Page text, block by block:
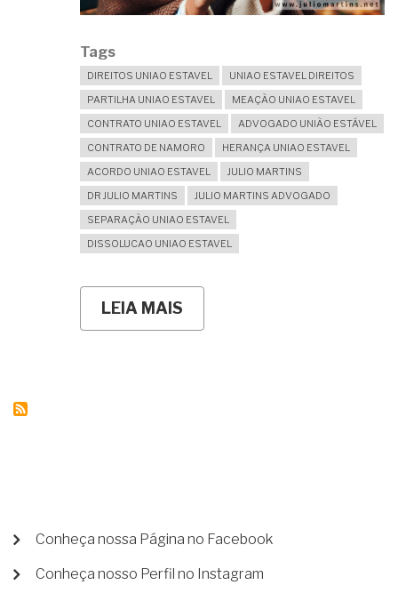
Tags
DIREITOS UNIAO ESTAVEL
UNIAO ESTAVEL DIREITOS
PARTILHA UNIAO ESTAVEL
MEAÇÃO UNIAO ESTAVEL
CONTRATO UNIAO ESTAVEL
ADVOGADO UNIÃO ESTÁVEL
CONTRATO DE NAMORO
HERANÇA UNIAO ESTAVEL
ACORDO UNIAO ESTAVEL
JULIO MARTINS
DR JULIO MARTINS
JULIO MARTINS ADVOGADO
SEPARAÇÃO UNIAO ESTAVEL
DISSOLUCAO UNIAO ESTAVEL
LEIA MAIS
MEU
SÃO
OS
MEUS
DIREITOS?
MENU
CONTA
Conheça nossa Página no Facebook
Conheça nosso Perfil no Instagram